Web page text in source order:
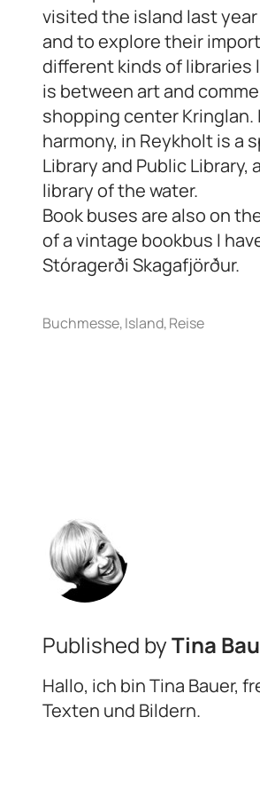
visited the island last
and to explore their
different kinds of libraries
is between art and
shopping center Kringlan.
harmony, in Reykholt is a
Library and Public
library of the water.
Book buses are also on
of a vintage bookbus I
Stóragerði Skagafjörður.
Published byTina
Hallo, ich bin Tina Bauer,
Texten und Bildern.